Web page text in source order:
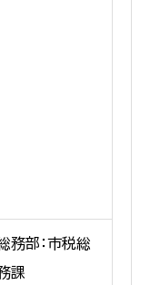
務部：市税総
課